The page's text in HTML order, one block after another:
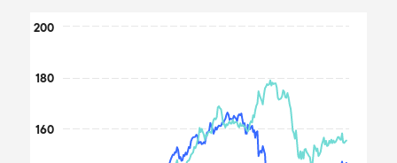
Chart
The chart has 1 X axis displaying Time. Data ranges
The chart has 1 Y axis displaying values. Data ranges
160
180
200